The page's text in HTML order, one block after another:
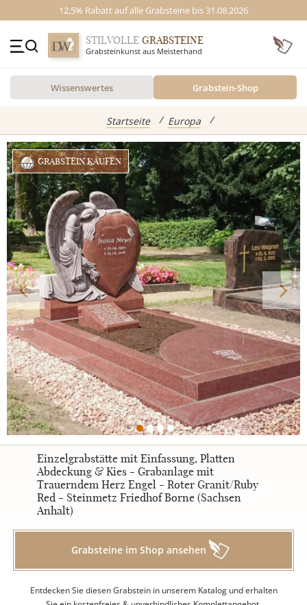
12,5% Rabatt auf alle Grabsteine bis 31.08.2026
Kontakt
GRABSTEINE
Alle Grabsteine
Einzelgrabsteine
Doppelgrabsteine
Kindergrabsteine
Urnengrabsteine
STILE
Klassisch
Romantisch
Modern
Zweiteilig
STILVOLLE GRABSTEINE
Grabsteinkunst aus Meisterhand
Wissenswertes Grabstein-Shop
Startseite Europa
Inspiration
abgebildete Produkte
Standort
Grabstein Shop
GRABSTEIN KAUFEN
Einzelgrabstätte mit Einfassung, Platten
Abdeckung & Kies - Grabanlage mit
Trauerndem Herz Engel - Roter Granit/Ruby
Red - Steinmetz Friedhof Borne (Sachsen
Anhalt)
Grabsteine im Shop ansehen
Entdecken Sie diesen Grabstein in unserem Katalog und erhalten